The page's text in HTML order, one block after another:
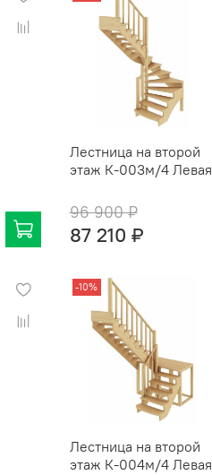
Лестница на второй
этаж К-003м/4 Левая
96 900 ₽
87 210 ₽
-10%
Лестница на второй
этаж К-004м/4 Левая